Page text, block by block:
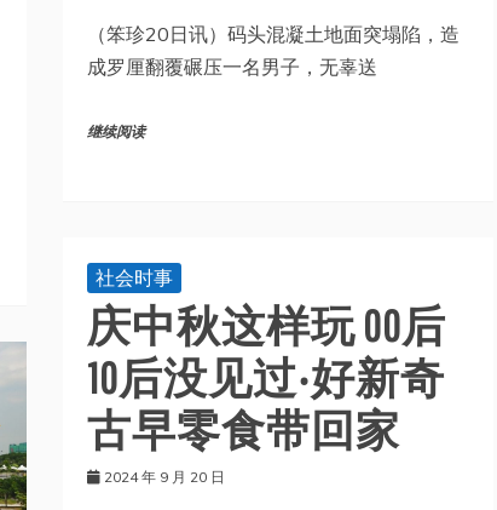
（笨珍20日讯）码头混凝土地面突塌陷，造
成罗厘翻覆碾压一名男子，无辜送
继续阅读
社会时事
庆中秋这样玩 00后
10后没见过‧好新奇
古早零食带回家
2024 年 9 月 20 日